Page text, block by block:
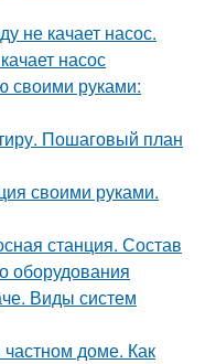
не качает насос.
насос
своими руками:
Пошаговый план
своими руками.
станция. Состав
оборудования
Виды систем
доме. Как